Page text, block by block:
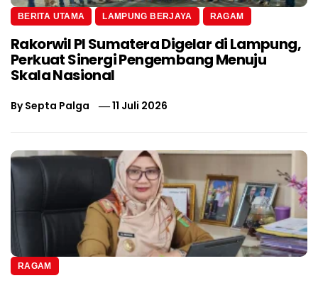
BERITA UTAMA LAMPUNG BERJAYA RAGAM
Rakorwil PI Sumatera Digelar di Lampung,
Perkuat Sinergi Pengembang Menuju
Skala Nasional
BySepta Palga 11 Juli 2026
RAGAM